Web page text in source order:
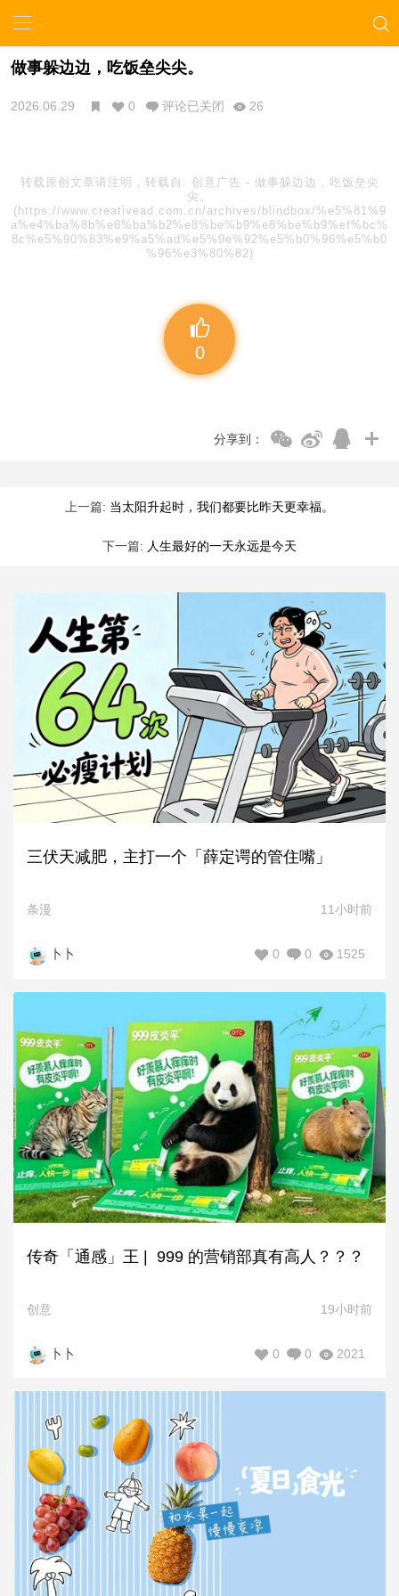
做事躲边边，吃饭垒尖尖。
2026.06.29 0 评论已关闭 26
转载原创文章请注明，转载自: 创意广告 - 做事躲边边，吃饭垒尖
尖。
(https://www.creativead.com.cn/archives/blindbox/%e5%81%9
a%e4%ba%8b%e8%ba%b2%e8%be%b9%e8%be%b9%ef%bc%
8c%e5%90%83%e9%a5%ad%e5%9e%92%e5%b0%96%e5%b0
%96%e3%80%82)
0
分享到：
上一篇: 当太阳升起时，我们都要比昨天更幸福。
下一篇: 人生最好的一天永远是今天
三伏天减肥，主打一个「薛定谔的管住嘴」
条漫 11小时前
卜卜 1525
0
0
传奇「通感」王 | 999 的营销部真有高人？？？
创意 19小时前
卜卜 2021
0
0